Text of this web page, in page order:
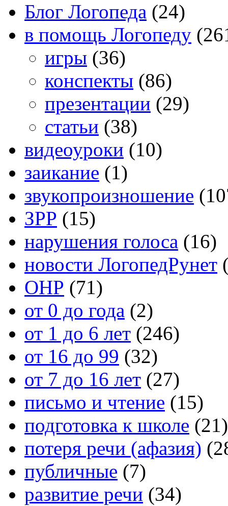
Блог Логопеда (24)
в помощь Логопеду
игры (36)
конспекты (86)
презентации (29)
статьи (38)
видеоуроки (10)
заикание (1)
звукопроизношение
ЗРР (15)
нарушения голоса (16)
новости ЛогопедРунет
ОНР (71)
от 0 до года (2)
от 1 до 6 лет (246)
от 16 до 99 (32)
от 7 до 16 лет (27)
письмо и чтение (15)
подготовка к школе (21)
потеря речи (афазия)
публичные (7)
развитие речи (34)